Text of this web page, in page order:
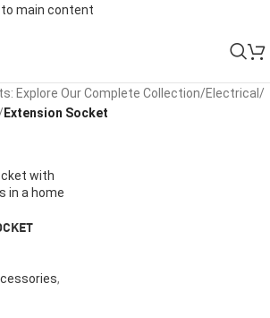
to main content
Explore Our Complete Collection/Electrical /
/Extension Socket
,